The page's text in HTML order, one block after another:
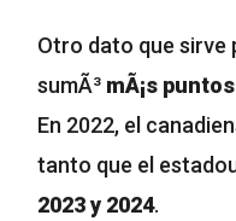
Otro dato que sirve
sumÃ³ mÃ¡s
En 2022, el
tanto que el
2023 y 2024.